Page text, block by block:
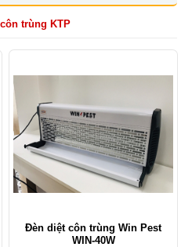
trùng KTP
Đèn diệt côn trùng Win Pest
WIN-40W